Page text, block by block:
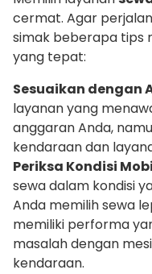
cermat. Agar
simak beberapa tips
yang tepat:
Sesuaikan dengan
layanan yang
anggaran Anda,
kendaraan dan
Periksa Kondisi
sewa dalam kondisi
Anda memilih sewa
memiliki performa
masalah dengan
kendaraan.